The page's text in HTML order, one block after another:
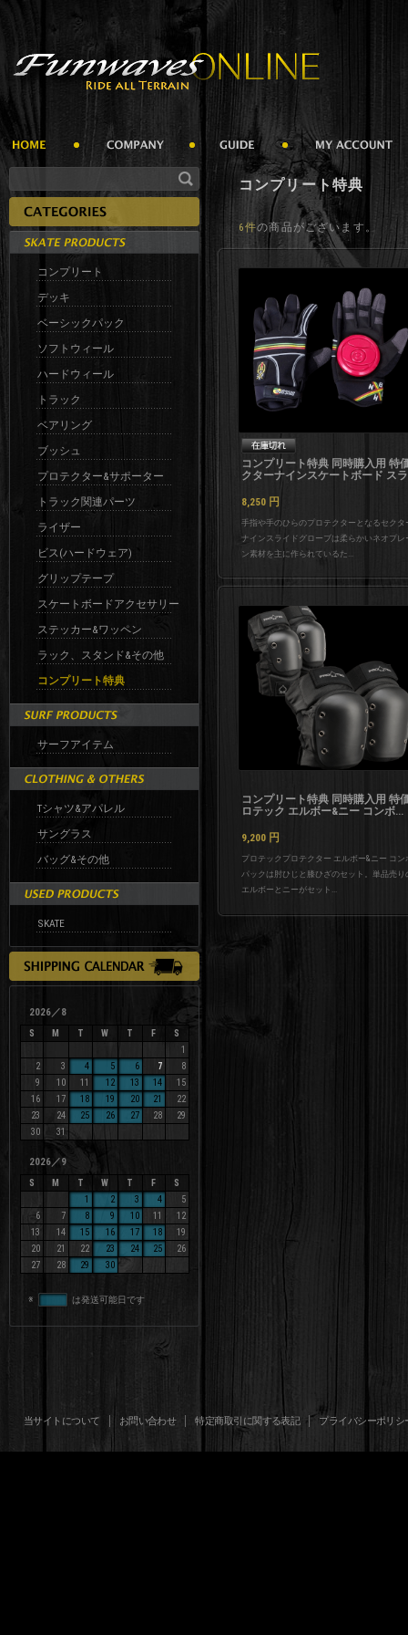
コンプリート
デッキ
ベーシックパック
ソフトウィール
ハードウィール
トラック
ベアリング
ブッシュ
プロテクター&サポーター
トラック関連パーツ
ライザー
ビス(ハードウェア)
グリップテープ
スケートボードアクセサリー
ステッカー&ワッペン
ラック、スタンド&その他
コンプリート特典
サーフアイテム
Tシャツ&アパレル
サングラス
バッグ&その他
SKATE
2026／8
S
M T W T F
S
1
2
3 4 5 6 7
8
9
10 11 12 13 14
15
16
17 18 19 20 21
22
23
24 25 26 27 28
29
30
31
2026／9
S
M T W T F
S
1
2 3 4
5
6
7 8 9 10 11
12
13
14 15 16 17 18
19
20
21 22 23 24 25
26
27
28 29 30
※ は発送可能日です
コンプリート特典
6件の商品がございます。
コンプリート特典 同時購入用 特
クターナインスケートボード ス
8,250 円
手指や手のひらのプロテクターとなるセクタ
ナインスライドグローブは柔らかいネオプレ
ン素材を主に作られているた...
コンプリート特典 同時購入用 特
ロテック エルボー&ニー コンボ...
9,200 円
プロテックプロテクター エルボー&ニー コン
パックは肘ひじと膝ひざのセット。単品売り
エルボーとニーがセット...
当サイトについて お問い合わせ 特定商取引に関する表記 プライバシーポリシ